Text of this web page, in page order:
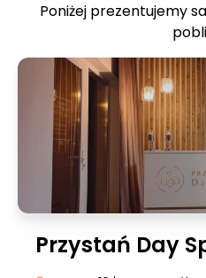
Poniżej prezentujemy
Przystań Day